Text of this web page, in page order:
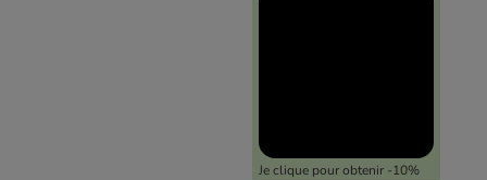
Je clique pour obtenir -10%